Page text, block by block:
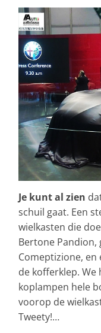
Je kunt al zien
schuil gaat. Een
wielkasten die
Bertone
Comeptizione, en
de kofferklep.
koplampen hele
voorop de
Tweety!…